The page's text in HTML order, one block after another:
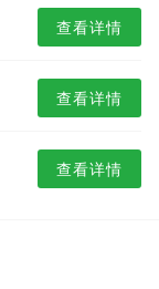
查看详情
查看详情
查看详情